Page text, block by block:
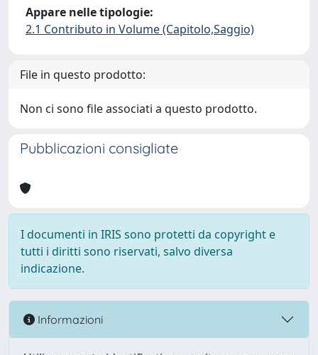
Appare nelle tipologie:
2.1 Contributo in Volume (Capitolo,Saggio)
File in questo prodotto:
Non ci sono file associati a questo prodotto.
Pubblicazioni consigliate
I documenti in IRIS sono protetti da copyright e
tutti i diritti sono riservati, salvo diversa
indicazione.
Informazioni